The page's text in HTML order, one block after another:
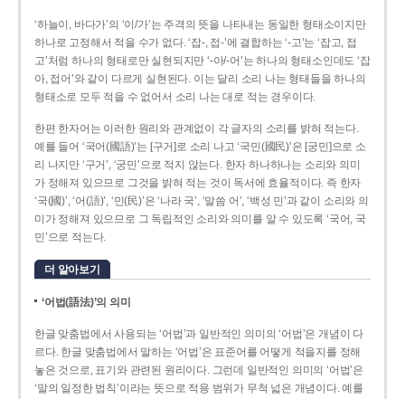
‘하늘이, 바다가’의 ‘이/가’는 주격의 뜻을 나타내는 동일한 형태소이지만
하나로 고정해서 적을 수가 없다. ‘잡-, 접-’에 결합하는 ‘-고’는 ‘잡고, 접
고’처럼 하나의 형태로만 실현되지만 ‘-아/-어’는 하나의 형태소인데도 ‘잡
아, 접어’와 같이 다르게 실현된다. 이는 달리 소리 나는 형태들을 하나의
형태소로 모두 적을 수 없어서 소리 나는 대로 적는 경우이다.
한편 한자어는 이러한 원리와 관계없이 각 글자의 소리를 밝혀 적는다.
예를 들어 ‘국어(國語)’는 [구거]로 소리 나고 ‘국민(國民)’은 [궁민]으로 소
리 나지만 ‘구거’, ‘궁민’으로 적지 않는다. 한자 하나하나는 소리와 의미
가 정해져 있으므로 그것을 밝혀 적는 것이 독서에 효율적이다. 즉 한자
‘국(國)’, ‘어(語)’, ‘민(民)’은 ‘나라 국’, ‘말씀 어’, ‘백성 민’과 같이 소리와 의
미가 정해져 있으므로 그 독립적인 소리와 의미를 알 수 있도록 ‘국어, 국
민’으로 적는다.
더 알아보기
‘어법(語法)’의 의미
한글 맞춤법에서 사용되는 ‘어법’과 일반적인 의미의 ‘어법’은 개념이 다
르다. 한글 맞춤법에서 말하는 ‘어법’은 표준어를 어떻게 적을지를 정해
놓은 것으로, 표기와 관련된 원리이다. 그런데 일반적인 의미의 ‘어법’은
‘말의 일정한 법칙’이라는 뜻으로 적용 범위가 무척 넓은 개념이다. 예를